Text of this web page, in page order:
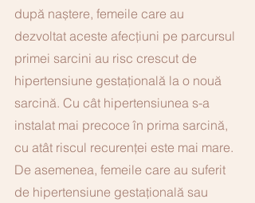
după naștere, femeile care au
dezvoltat aceste afecțiuni pe parcursul
primei sarcini au risc crescut de
hipertensiune gestațională la o nouă
sarcină. Cu cât hipertensiunea s-a
instalat mai precoce în prima sarcină,
cu atât riscul recurenței este mai mare.
De asemenea, femeile care au suferit
de hipertensiune gestațională sau